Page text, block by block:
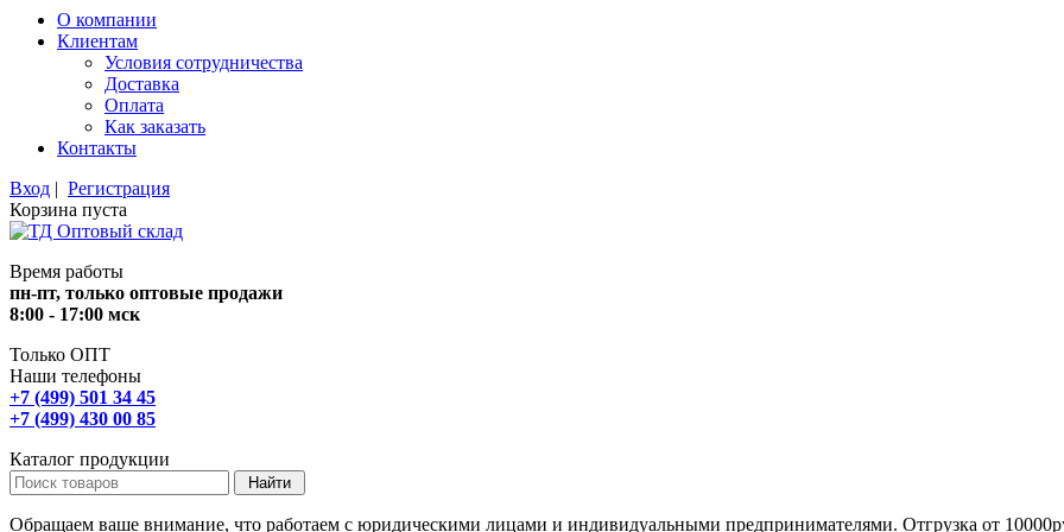
О компании
Клиентам
Условия сотрудничества
Доставка
Оплата
Как заказать
Контакты
Вход | Регистрация
Корзина пуста
Время работы
пн-пт, только оптовые продажи
8:00 - 17:00 мск
Только ОПТ
Наши телефоны
+7 (499) 501 34 45
+7 (499) 430 00 85
Каталог продукции
Обращаем ваше внимание, что работаем с юридическими лицами и индивидуальными предпринимателями. Отгрузка от